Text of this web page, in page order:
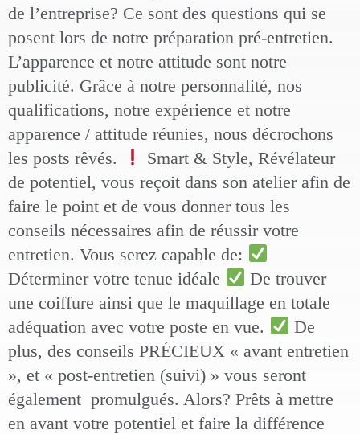
de l’entreprise? Ce sont des questions qui se
posent lors de notre préparation pré-entretien.
L’apparence et notre attitude sont notre
publicité. Grâce à notre personnalité, nos
qualifications, notre expérience et notre
apparence / attitude réunies, nous décrochons
les posts rêvés.
Smart & Style, Révélateur
de potentiel, vous reçoit dans son atelier afin de
faire le point et de vous donner tous les
conseils nécessaires afin de réussir votre
entretien. Vous serez capable de:
Déterminer votre tenue idéale
De trouver
une coiffure ainsi que le maquillage en totale
adéquation avec votre poste en vue.
De
plus, des conseils PRÉCIEUX « avant entretien
», et « post-entretien (suivi) » vous seront
également promulgués. Alors? Prêts à mettre
en avant votre potentiel et faire la différence